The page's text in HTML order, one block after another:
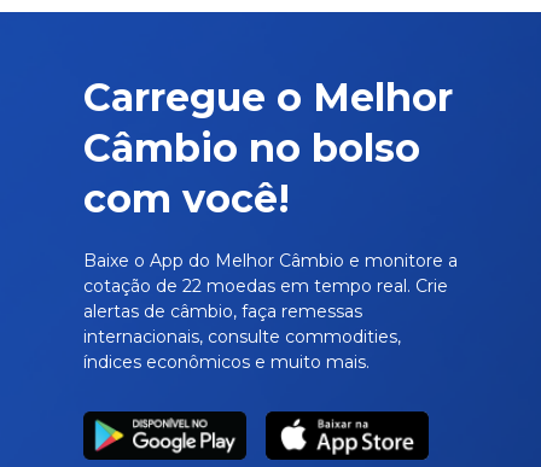
Carregue o Melhor
Câmbio no bolso
com você!
Baixe o App do Melhor Câmbio e monitore a
cotação de 22 moedas em tempo real. Crie
alertas de câmbio, faça remessas
internacionais, consulte commodities,
índices econômicos e muito mais.